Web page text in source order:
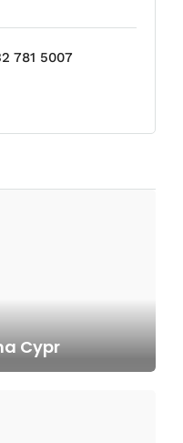
781 5007
Cypr